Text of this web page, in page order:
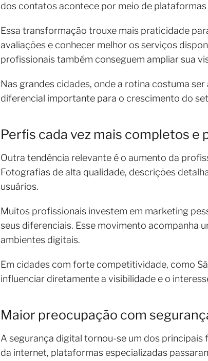
dos contatos acontece por meio de
Essa transformação trouxe mais praticidade
avaliações e conhecer melhor os serviços
profissionais também conseguem ampliar sua
Nas grandes cidades, onde a rotina costuma
diferencial importante para o crescimento do
Perfis cada vez mais completos e
Outra tendência relevante é o aumento da
Fotografias de alta qualidade, descrições
usuários.
Muitos profissionais investem em marketing
seus diferenciais. Esse movimento acompanha
ambientes digitais.
Em cidades com forte competitividade, como
influenciar diretamente a visibilidade e o
Maior preocupação com
A segurança digital tornou-se um dos
da internet, plataformas especializadas